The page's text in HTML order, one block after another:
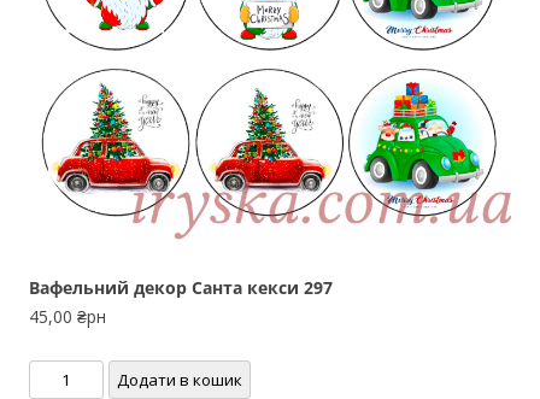
Вафельний декор Санта кекси 297
45,00 ₴рн
Вафельний Додати в кошик